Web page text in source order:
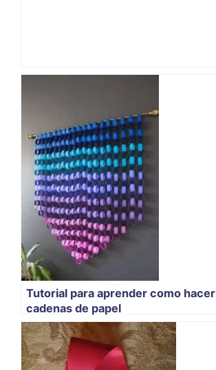
Tutorial para aprender como hacer
cadenas de papel